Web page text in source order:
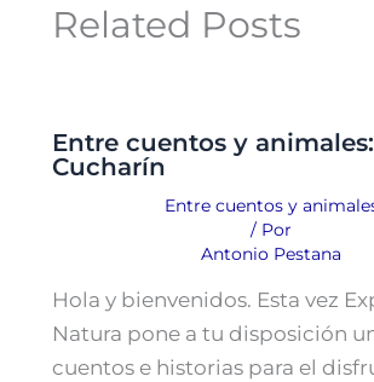
Related Posts
Entre cuentos y animales:
Cucharín
Entre cuentos y
/ Por
Antonio Pestana
Hola y bienvenidos. Esta vez
Natura pone a tu disposición
cuentos e historias para el